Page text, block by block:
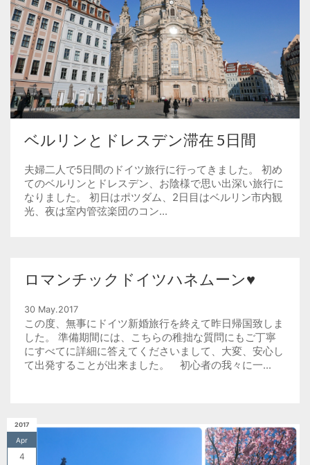
ベルリンとドレスデン滞在 5日間
夫婦二人で5日間のドイツ旅行に行ってきました。 初め
てのベルリンとドレスデン、お陰様で思い出深い旅行に
なりました。 初日はポツダム、2日目はベルリン市内観
光、夜は室内管弦楽団のコン...
ロマンチックドイツハネムーン♥
30 May.2017
この度、無事にドイツ新婚旅行を終えて昨日帰国致しま
した。 準備期間には、こちらの稚拙な質問にもご丁寧
にすべてに詳細に答えてくださいまして、大変、安心し
て出発することが出来ました。 初心者の我々に一...
2017
Apr
4